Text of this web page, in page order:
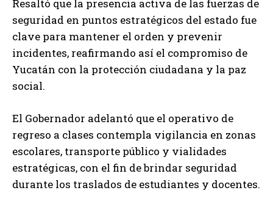
Resaltó que la presencia activa de las fuerzas de
seguridad en puntos estratégicos del estado fue
clave para mantener el orden y prevenir
incidentes, reafirmando así el compromiso de
Yucatán con la protección ciudadana y la paz
social.
El Gobernador adelantó que el operativo de
regreso a clases contempla vigilancia en zonas
escolares, transporte público y vialidades
estratégicas, con el fin de brindar seguridad
durante los traslados de estudiantes y docentes.